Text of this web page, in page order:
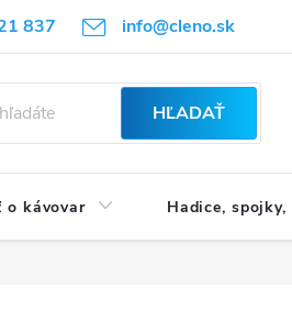
837 info@cleno.sk
B2B | Veľkoobchodný predaj
HĽADAŤ
o kávovar Hadice,